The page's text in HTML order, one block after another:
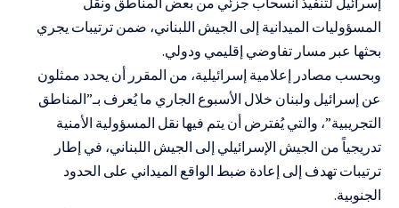
المسؤوليات الميدانية إلى الجيش اللبناني، ضمن ترتيبات يجري
بحثها عبر مسار تفاوضي إقليمي ودولي.
وبحسب مصادر إعلامية إسرائيلية، من المقرر أن يحدد ممثلون
عن إسرائيل ولبنان خلال الأسبوع الجاري ما يُعرف بـ”المناطق
التجريبية”، والتي يُفترض أن يتم فيها نقل المسؤولية الأمنية
تدريجياً من الجيش الإسرائيلي إلى الجيش اللبناني، في إطار
ترتيبات تهدف إلى إعادة ضبط الواقع الميداني على الحدود
الجنوبية.